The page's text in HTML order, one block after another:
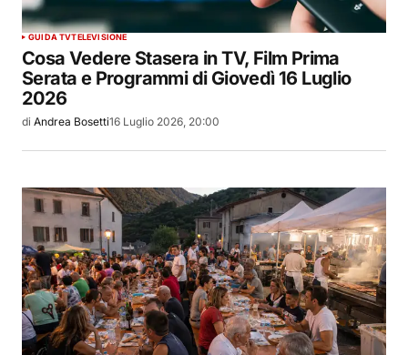
GUIDA TVTELEVISIONE
Cosa Vedere Stasera in TV, Film Prima
Serata e Programmi di Giovedì 16 Luglio
2026
di Andrea Bosetti16 Luglio 2026, 20:00